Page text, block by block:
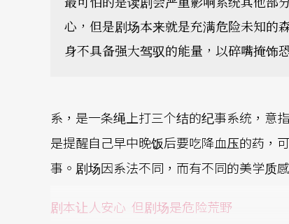
心，但是剧场本来就是充满危险未知的
身不具备强大驾驭的能量，以碎嘴掩饰
系，是一条绳上打三个结的纪事系统，意
是提醒自己早中晚饭后要吃降血压的药，
事。剧场因系法不同，而有不同的美学质
剧本让人安心 但剧场是危险荒野